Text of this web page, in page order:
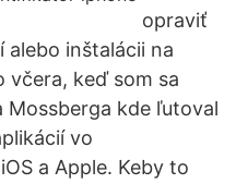
opraviť
alebo inštalácii na
včera, keď som sa
kde ľutoval
vo
a Apple. Keby to